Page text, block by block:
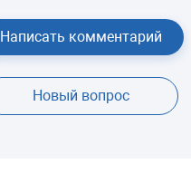
Написать комментарий
Новый вопрос